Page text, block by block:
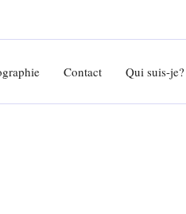
Contact Qui suis-je?